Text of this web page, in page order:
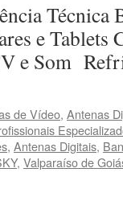
Técnica
e Tablets
e Som
de Vídeo, Antenas
, Antenas Digitais,
, Valparaíso de